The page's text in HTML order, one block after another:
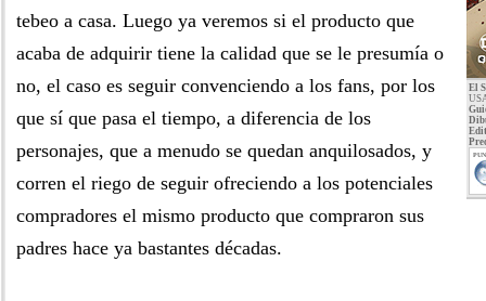
El
tebeo a casa. Luego ya veremos si el producto que
acaba de adquirir tiene la calidad que se le presumía o
no, el caso es seguir convenciendo a los fans, por los
que sí que pasa el tiempo, a diferencia de los
personajes, que a menudo se quedan anquilosados, y
corren el riego de seguir ofreciendo a los potenciales
compradores el mismo producto que compraron sus
padres hace ya bastantes décadas.